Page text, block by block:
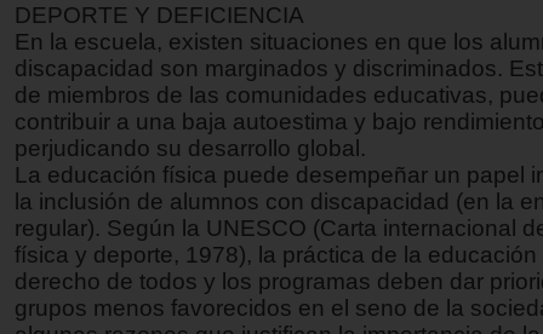
DEPORTE Y DEFICIENCIA
En la escuela, existen situaciones en que los
discapacidad son marginados y discriminados.
de miembros de las comunidades educativas,
contribuir a una baja autoestima y bajo
perjudicando su desarrollo global.
La educación física puede desempeñar un papel
la inclusión de alumnos con discapacidad (en la
regular). Según la UNESCO (Carta internacional
física y deporte, 1978), la práctica de la
derecho de todos y los programas deben dar
grupos menos favorecidos en el seno de la